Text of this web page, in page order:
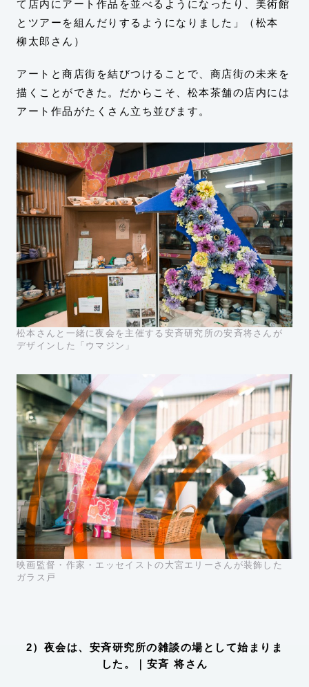
て店内にアート作品を並べるようになったり、美術館
とツアーを組んだりするようになりました」（松本
柳太郎さん）
アートと商店街を結びつけることで、商店街の未来を
描くことができた。だからこそ、松本茶舗の店内には
アート作品がたくさん立ち並びます。
松本さんと一緒に夜会を主催する安斉研究所の安斉将さんが
デザインした「ウマジン」
映画監督・作家・エッセイストの大宮エリーさんが装飾した
ガラス戸
2）夜会は、安斉研究所の雑談の場として始まりま
した。｜安斉 将さん